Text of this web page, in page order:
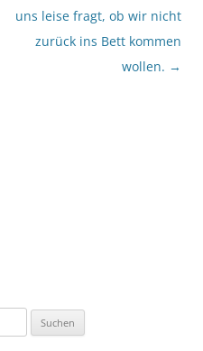
uns leise fragt, ob wir nicht
zurück ins Bett kommen
wollen. →